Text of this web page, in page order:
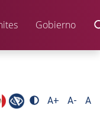
Gobierno
A+ A- A